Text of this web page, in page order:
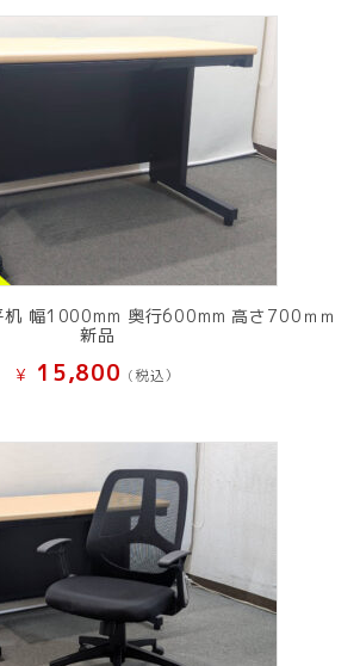
机 幅1000mm 奥行600mm 高さ700ｍｍ
新品
¥ 15,800 (税込）